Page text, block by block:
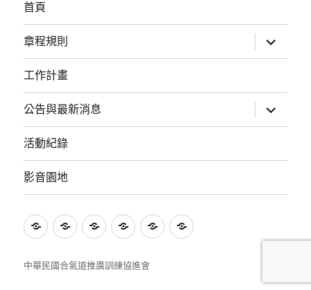
首頁
章程規則
展
開
子
工作計畫
公告與最新消息
展
開
子
活動紀錄
影音園地
首
章
規
工
計
公
與
活
影
中華民國合氣道推廣訓練協進會